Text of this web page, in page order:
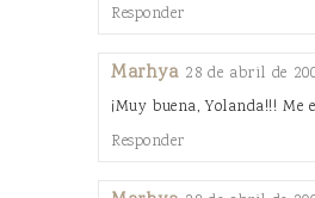
Responder
Marhya 28 de abril de
¡Muy buena, Yolanda!!! Me
Responder